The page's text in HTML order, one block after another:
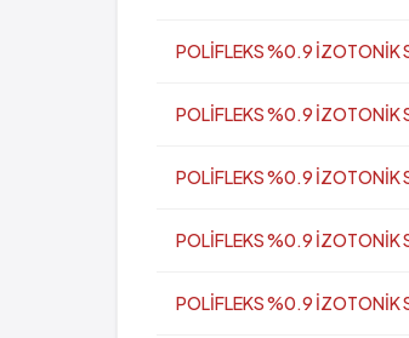
POLİFLEKS %0.9
POLİFLEKS %0.9
POLİFLEKS %0.9
POLİFLEKS %0.9
POLİFLEKS %0.9